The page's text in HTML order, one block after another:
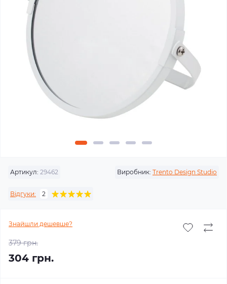
Артикул: 29462 Виробник: Trento Design Studio
Відгуки: 2
Знайшли дешевше?
379 грн.
304 грн.